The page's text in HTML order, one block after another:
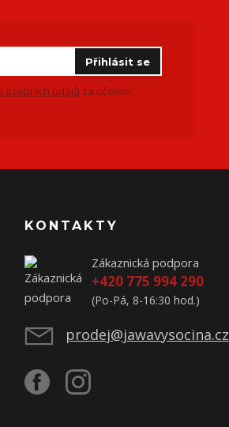
Přihlásit se
osobních údajů za účelem
KONTAKTY
Zákaznická podpora
+420 775 994 290
(Po-Pá, 8-16:30 hod.)
prodej@jawavysocina.cz